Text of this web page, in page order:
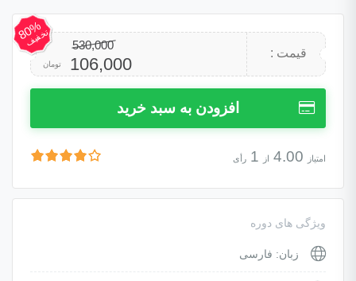
قیمت :
530,000قیمت
اصلی:
530,000 تومان
106,000 تومان
قیمت
فعلی:
106,000 تومان.
80%
تخفیف
افزودن به سبد خرید
امتیاز 4.00 از 1 رأی
ویژگی های دوره
زبان: فارسی